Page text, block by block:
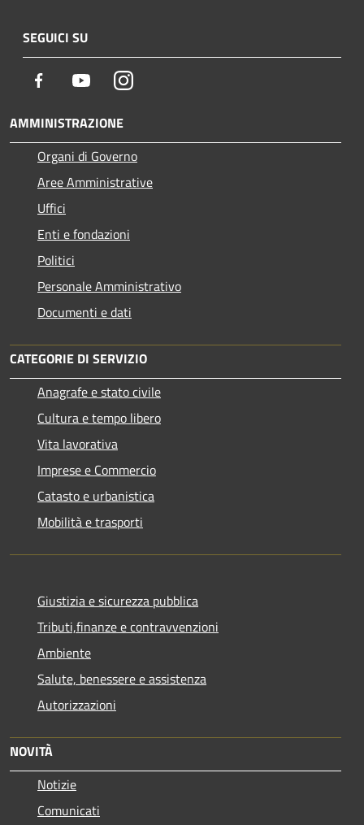
SEGUICI SU
Facebook YoutubeInstagram
AMMINISTRAZIONE
Organi di Governo
Aree Amministrative
Uffici
Enti e fondazioni
Politici
Personale Amministrativo
Documenti e dati
CATEGORIE DI SERVIZIO
Anagrafe e stato civile
Cultura e tempo libero
Vita lavorativa
Imprese e Commercio
Catasto e urbanistica
Mobilità e trasporti
Giustizia e sicurezza pubblica
Tributi,finanze e contravvenzioni
Ambiente
Salute, benessere e assistenza
Autorizzazioni
NOVITÀ
Notizie
Comunicati